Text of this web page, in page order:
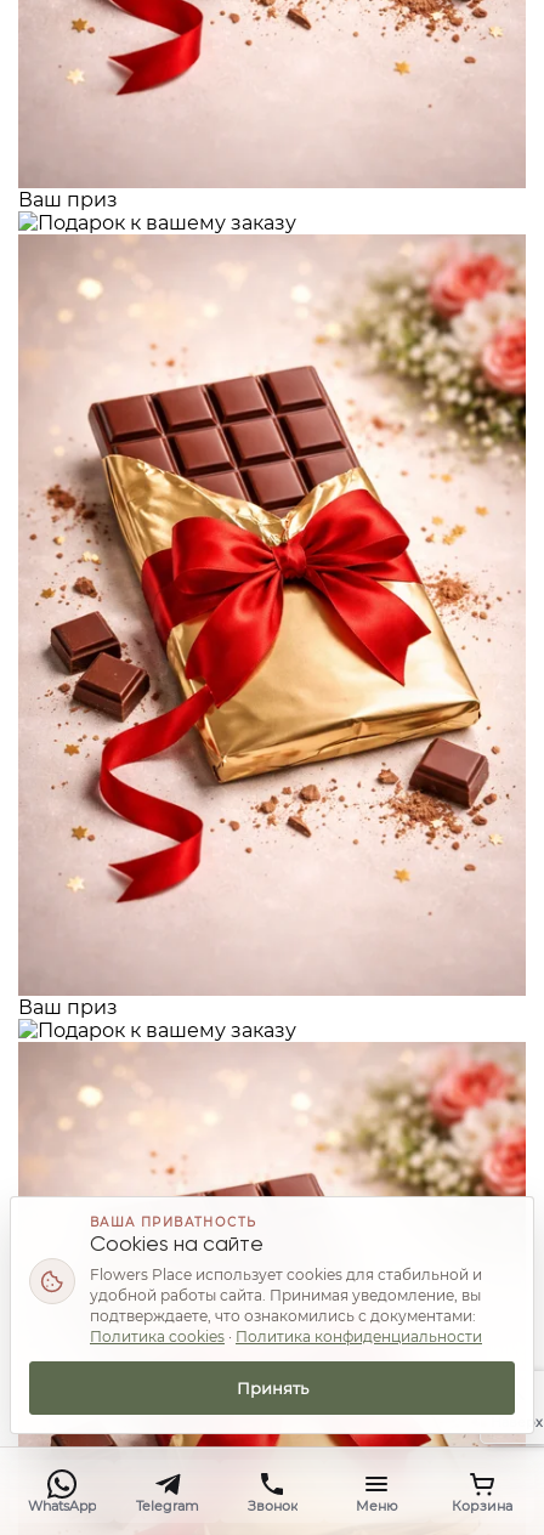
Ваш приз
Ваш приз
WhatsApp Telegram Звонок Меню Корзина
Наверх
ВАША ПРИВАТНОСТЬ
Cookies на сайте
Flowers Place использует cookies для стабильной и
удобной работы сайта. Принимая уведомление, вы
подтверждаете, что ознакомились с документами:
Политика cookies · Политика конфиденциальности
Принять